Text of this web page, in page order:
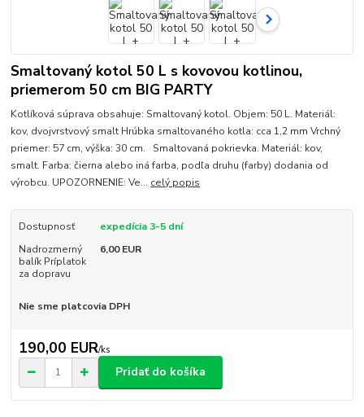
Smaltovaný kotol 50 L s kovovou kotlinou,
priemerom 50 cm BIG PARTY
Kotlíková súprava obsahuje: Smaltovaný kotol. Objem: 50 L. Materiál:
kov, dvojvrstvový smalt Hrúbka smaltovaného kotla: cca 1,2 mm Vrchný
priemer: 57 cm, výška: 30 cm. Smaltovaná pokrievka. Materiál: kov,
smalt. Farba: čierna alebo iná farba, podľa druhu (farby) dodania od
výrobcu. UPOZORNENIE: Ve... celý popis
Dostupnosť
expedícia 3-5 dní
Nadrozmerný
balík Príplatok
za dopravu
6,00 EUR
Nie sme platcovia DPH
190,00 EUR/ks
Pridať do košíka